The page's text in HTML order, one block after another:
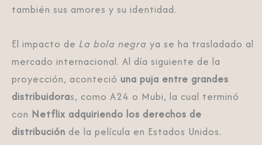
también sus amores y su identidad.
El impacto de La bola negra ya se ha trasladado al
mercado internacional. Al día siguiente de la
proyección, aconteció una puja entre grandes
distribuidoras, como A24 o Mubi, la cual terminó
con Netflix adquiriendo los derechos de
distribución de la película en Estados Unidos.